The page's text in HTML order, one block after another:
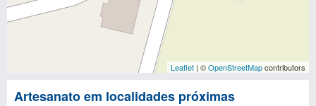
Leaflet | ©OpenStreetMapcontributors
Artesanato em localidades próximas